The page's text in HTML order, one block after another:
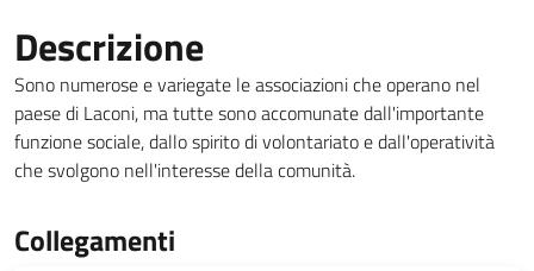
Descrizione
Sono numerose e variegate le associazioni che operano nel
paese di Laconi, ma tutte sono accomunate dall'importante
funzione sociale, dallo spirito di volontariato e dall'operatività
che svolgono nell'interesse della comunità.
Collegamenti